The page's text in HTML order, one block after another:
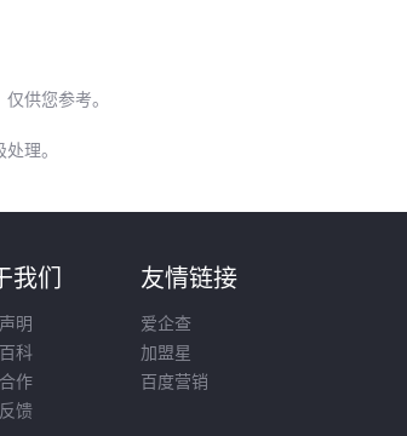
是采购"可靠的旋转"。先明确设备对精度、载
需求，再匹配对应特性的
维修工单上。
供您参考。
理。
我们
明
科
作
馈
友情链接
爱企查
加盟星
百度营销